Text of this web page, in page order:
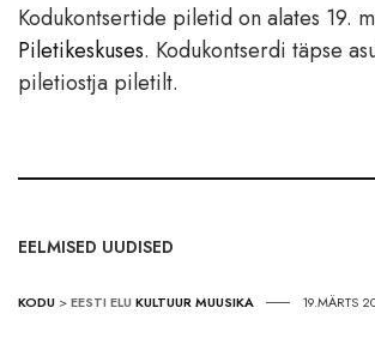
Kodukontsertide piletid on alates 19.
Piletikeskuses. Kodukontserdi täpse
piletiostja piletilt.
EELMISED UUDISED
KODU >EESTI ELU KULTUURMUUSIKA 19.MÄRTS